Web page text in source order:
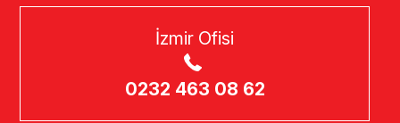
İzmir Ofisi
0232 463 08 62